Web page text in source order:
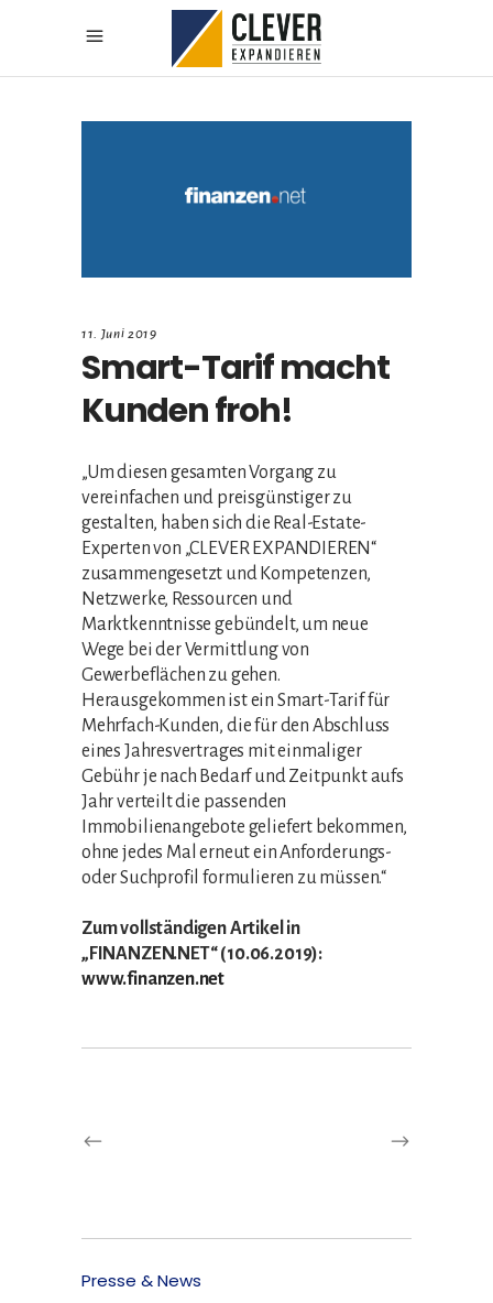
11. Juni 2019
Smart-Tarif macht
Kunden froh!
„Um diesen gesamten Vorgang zu
vereinfachen und preisgünstiger zu
gestalten, haben sich die Real-Estate-
Experten von „CLEVER EXPANDIEREN“
zusammengesetzt und Kompetenzen,
Netzwerke, Ressourcen und
Marktkenntnisse gebündelt, um neue
Wege bei der Vermittlung von
Gewerbeflächen zu gehen.
Herausgekommen ist ein Smart-Tarif für
Mehrfach-Kunden, die für den Abschluss
eines Jahresvertrages mit einmaliger
Gebühr je nach Bedarf und Zeitpunkt aufs
Jahr verteilt die passenden
Immobilienangebote geliefert bekommen,
ohne jedes Mal erneut ein Anforderungs-
oder Suchprofil formulieren zu müssen.“
Zum vollständigen Artikel in
„FINANZEN.NET“ (10.06.2019):
www.finanzen.net
Presse & News